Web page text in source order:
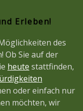
Erleben!
des
Ob Sie auf der
heute stattfinden,
oder einfach nur
möchten, wir